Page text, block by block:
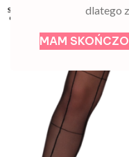
dlatego
MAM
SOLD
OUT